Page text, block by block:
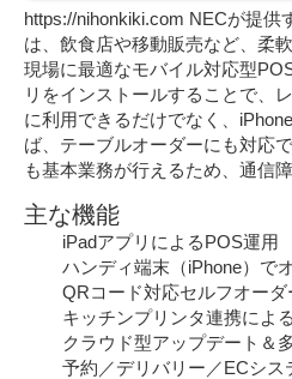
https://nihonkiki.com NECが提供
は、飲食店や移動販売など、柔
現場に最適なモバイル対応型
リをインストールすることで、
に利用できるだけでなく、
ば、テーブルオーダーにも対応
も基本業務が行えるため、通信
主な機能
iPadアプリによるPOS運用
ハンディ端末（iPhone）で
QRコード対応セルフオーダ
キッチンプリンタ連携によ
クラウド型アップデート＆
予約／デリバリー／ECシス